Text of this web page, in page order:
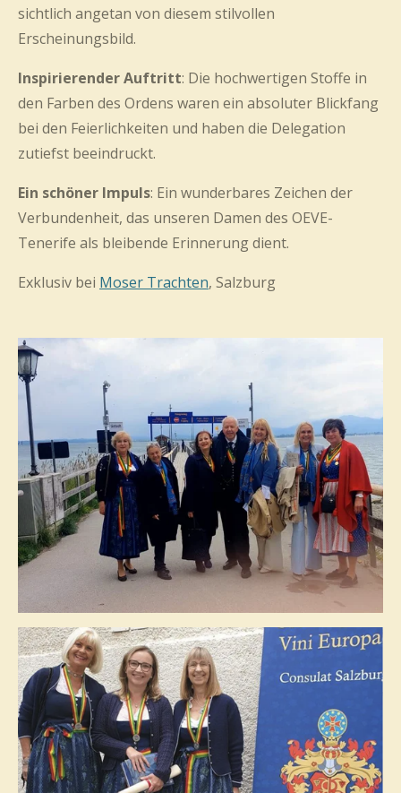
sichtlich angetan von diesem stilvollen
Erscheinungsbild.
Inspirierender Auftritt: Die hochwertigen Stoffe in
den Farben des Ordens waren ein absoluter Blickfang
bei den Feierlichkeiten und haben die Delegation
zutiefst beeindruckt.
Ein schöner Impuls: Ein wunderbares Zeichen der
Verbundenheit, das unseren Damen des OEVE-
Tenerife als bleibende Erinnerung dient.
Exklusiv bei Moser Trachten, Salzburg